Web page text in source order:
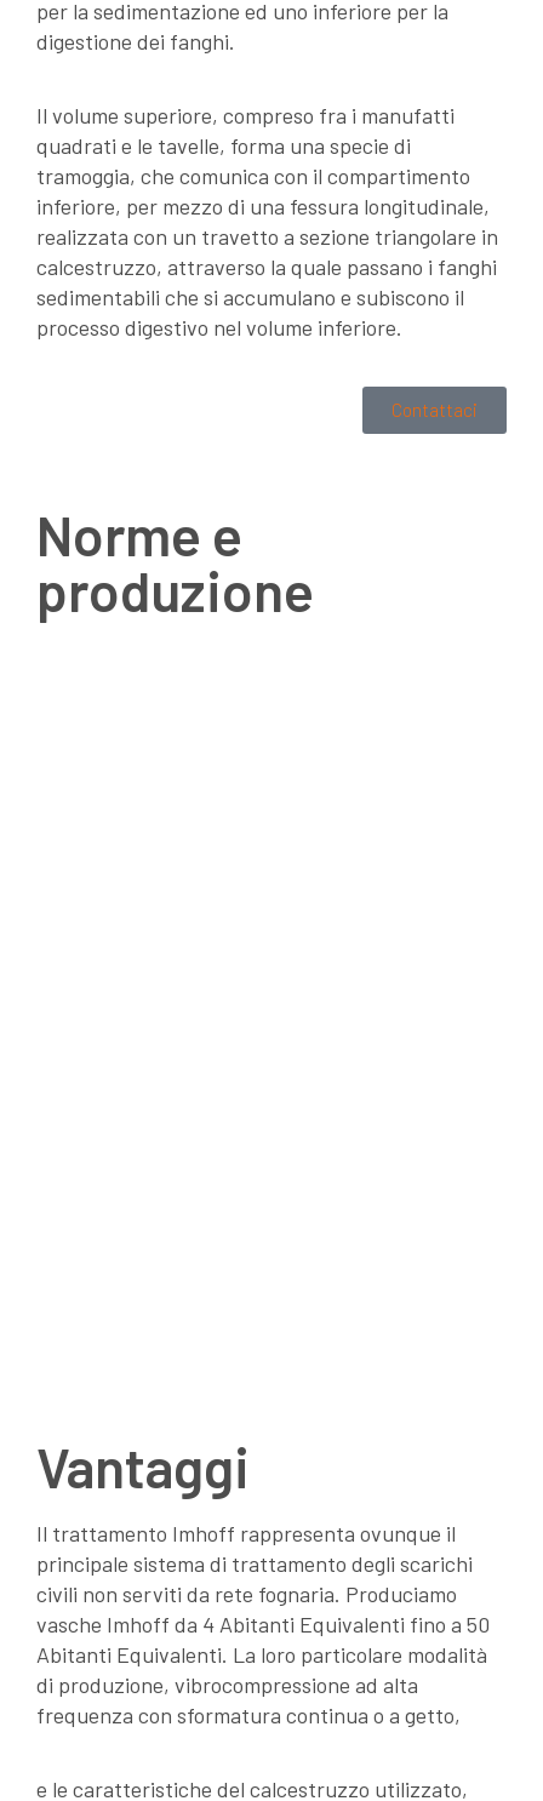
per la sedimentazione ed uno inferiore per la
digestione dei fanghi.
Il volume superiore, compreso fra i manufatti
quadrati e le tavelle, forma una specie di
tramoggia, che comunica con il compartimento
inferiore, per mezzo di una fessura longitudinale,
realizzata con un travetto a sezione triangolare in
calcestruzzo, attraverso la quale passano i fanghi
sedimentabili che si accumulano e subiscono il
processo digestivo nel volume inferiore.
Contattaci
Norme e
produzione
Vantaggi
Il trattamento Imhoff rappresenta ovunque il
principale sistema di trattamento degli scarichi
civili non serviti da rete fognaria. Produciamo
vasche Imhoff da 4 Abitanti Equivalenti fino a 50
Abitanti Equivalenti. La loro particolare modalità
di produzione, vibrocompressione ad alta
frequenza con sformatura continua o a getto,
e le caratteristiche del calcestruzzo utilizzato,